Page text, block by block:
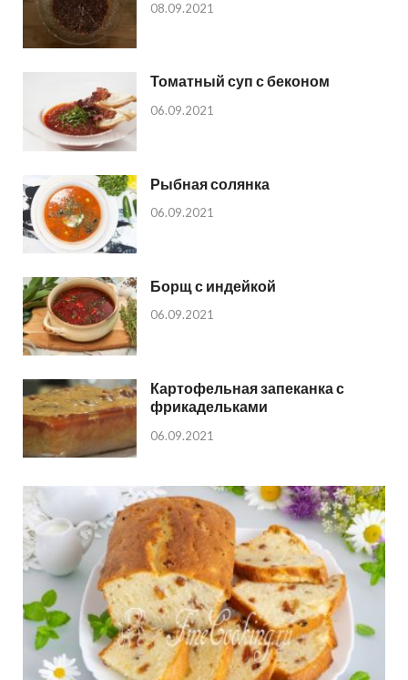
08.09.2021
Томатный суп с беконом
06.09.2021
Рыбная солянка
06.09.2021
Борщ с индейкой
06.09.2021
Картофельная запеканка с
фрикадельками
06.09.2021